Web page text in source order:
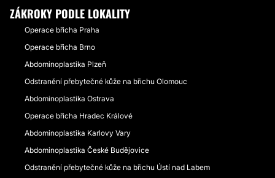
ZÁKROKY PODLE LOKALITY
Operace břicha Praha
Operace břicha Brno
Abdominoplastika Plzeň
Odstranění přebytečné kůže na břichu Olomouc
Abdominoplastika Ostrava
Operace břicha Hradec Králové
Abdominoplastika Karlovy Vary
Abdominoplastika České Budějovice
Odstranění přebytečné kůže na břichu Ústí nad Labem